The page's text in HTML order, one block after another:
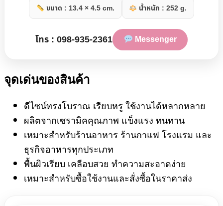
ขนาด : 13.4 × 4.5 cm. น้ำหนัก : 252 g.
โทร : 098-935-2361 Messenger
จุดเด่นของสินค้า
ดีไซน์ทรงโบราณ เรียบหรู ใช้งานได้หลากหลาย
ผลิตจากเซรามิคคุณภาพ แข็งแรง ทนทาน
เหมาะสำหรับร้านอาหาร ร้านกาแฟ โรงแรม และ
ธุรกิจอาหารทุกประเภท
พื้นผิวเรียบ เคลือบสวย ทำความสะอาดง่าย
เหมาะสำหรับซื้อใช้งานและสั่งซื้อในราคาส่ง